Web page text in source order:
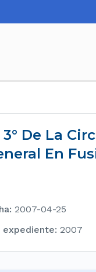
En
: 2007-04-25
expediente: 2007